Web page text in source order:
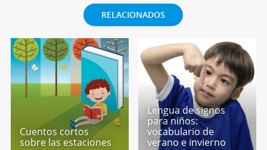
RELACIONADOS
Cuentos cortos
sobre las estaciones
Lengua de signos
para niños:
vocabulario de
verano e invierno